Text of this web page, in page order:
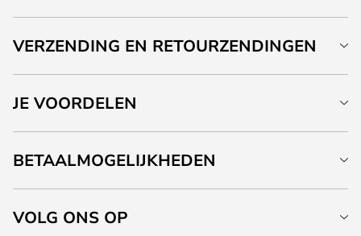
VERZENDING EN RETOURZENDINGEN
JE VOORDELEN
BETAALMOGELIJKHEDEN
VOLG ONS OP